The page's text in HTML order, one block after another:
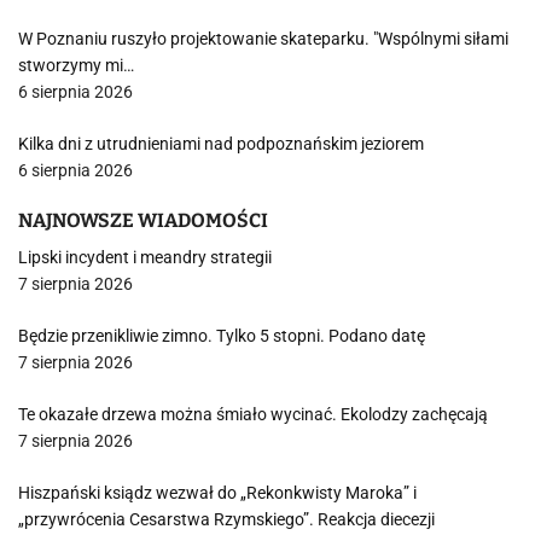
W Poznaniu ruszyło projektowanie skateparku. "Wspólnymi siłami
stworzymy mi…
6 sierpnia 2026
Kilka dni z utrudnieniami nad podpoznańskim jeziorem
6 sierpnia 2026
NAJNOWSZE WIADOMOŚCI
Lipski incydent i meandry strategii
7 sierpnia 2026
Będzie przenikliwie zimno. Tylko 5 stopni. Podano datę
7 sierpnia 2026
Te okazałe drzewa można śmiało wycinać. Ekolodzy zachęcają
7 sierpnia 2026
Hiszpański ksiądz wezwał do „Rekonkwisty Maroka” i
„przywrócenia Cesarstwa Rzymskiego”. Reakcja diecezji